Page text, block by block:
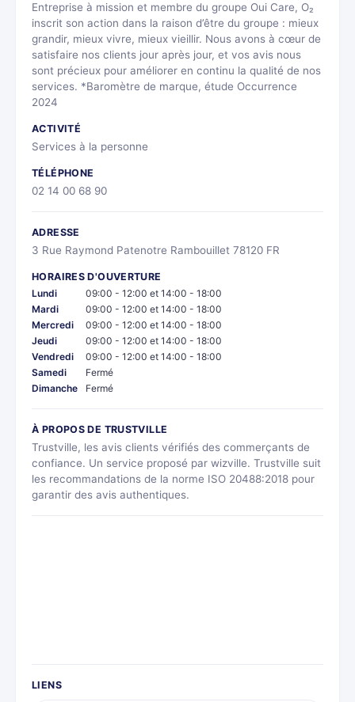
Entreprise à mission et membre du groupe Oui Care, O₂
inscrit son action dans la raison d’être du groupe : mieux
grandir, mieux vivre, mieux vieillir. Nous avons à cœur de
satisfaire nos clients jour après jour, et vos avis nous
sont précieux pour améliorer en continu la qualité de nos
services. *Baromètre de marque, étude Occurrence
2024
ACTIVITÉ
Services à la personne
TÉLÉPHONE
02 14 00 68 90
ADRESSE
3 Rue Raymond Patenotre Rambouillet 78120 FR
HORAIRES D'OUVERTURE
Lundi
09:00 - 12:00 et 14:00 - 18:00
Mardi
09:00 - 12:00 et 14:00 - 18:00
Mercredi
09:00 - 12:00 et 14:00 - 18:00
Jeudi
09:00 - 12:00 et 14:00 - 18:00
Vendredi
09:00 - 12:00 et 14:00 - 18:00
Samedi
Fermé
Dimanche
Fermé
À PROPOS DE TRUSTVILLE
Trustville, les avis clients vérifiés des commerçants de
confiance. Un service proposé par wizville. Trustville suit
les recommandations de la norme ISO 20488:2018 pour
garantir des avis authentiques.
LIENS